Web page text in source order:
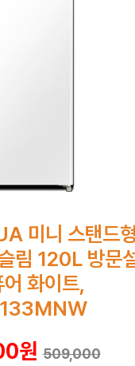
미니 스탠드형
림 120L 방문
화이트,
원509,000